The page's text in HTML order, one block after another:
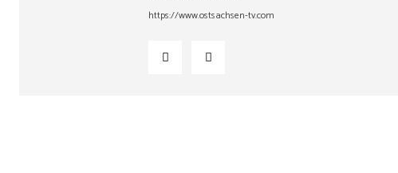
https://www.ostsachsen-tv.com